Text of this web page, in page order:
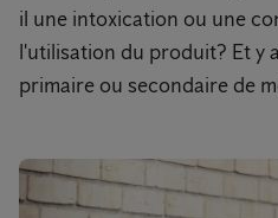
il une intoxication ou une
l'utilisation du produit? Et y
primaire ou secondaire de